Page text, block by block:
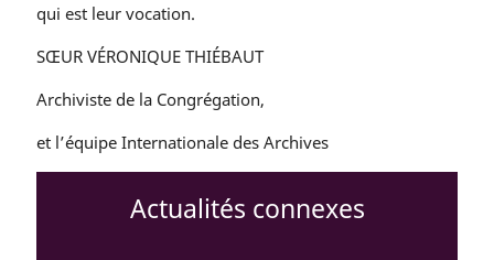
qui est leur vocation.
SŒUR VÉRONIQUE THIÉBAUT
Archiviste de la Congrégation,
et l’équipe Internationale des Archives
Actualités connexes